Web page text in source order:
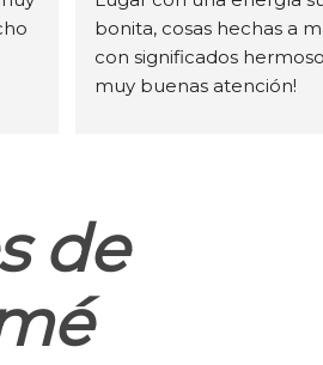
bonita, cosas hechas a
con significados
muy buenas atención!
de